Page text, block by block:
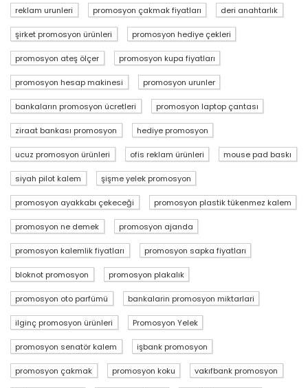
reklam urunleri promosyon çakmak fiyatları deri anahtarlık
şirket promosyon ürünleri promosyon hediye çekleri
promosyon ateş ölçer promosyon kupa fiyatları
promosyon hesap makinesi promosyon urunler
bankaların promosyon ücretleri promosyon laptop çantası
ziraat bankası promosyon hediye promosyon
ucuz promosyon ürünleri ofis reklam ürünleri mouse pad baskı
siyah pilot kalem şişme yelek promosyon
promosyon ayakkabı çekeceği promosyon plastik tükenmez kalem
promosyon ne demek promosyon ajanda
promosyon kalemlik fiyatları promosyon sapka fiyatları
bloknot promosyon promosyon plakalık
promosyon oto parfümü bankalarin promosyon miktarlari
ilginç promosyon ürünleri Promosyon Yelek
promosyon senatör kalem işbank promosyon
promosyon çakmak promosyon koku vakıfbank promosyon